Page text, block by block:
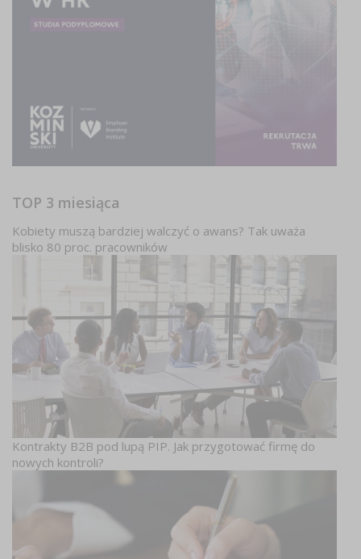
TOP 3 miesiąca
Kobiety muszą bardziej walczyć o awans? Tak uważa
blisko 80 proc. pracowników
Kontrakty B2B pod lupą PIP. Jak przygotować firmę do
nowych kontroli?